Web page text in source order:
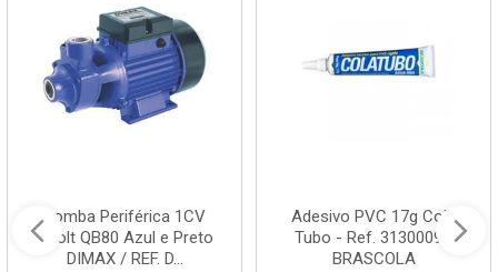
Bomba Periférica 1CV
Bivolt QB80 Azul e Preto
DIMAX / REF. D...
Adesivo PVC 17g Cola
Tubo - Ref. 3130009 -
BRASCOLA